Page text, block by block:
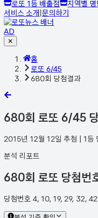
로또 1등 배출점
지역별 명
서비스 소개|문의하기
AD
✕
홈
로또 6/45
680회 당첨결과
680회 로또 6/45
2015년 12월 12일 추첨 | 1등
분석 리포트
680회 로또 당첨번
당첨번호 4, 10, 19, 29, 32,